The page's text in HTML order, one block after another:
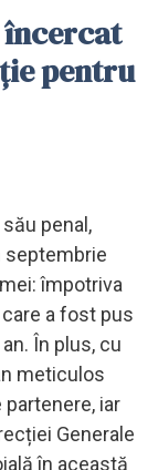
încercat
pentru
penal,
septembrie
împotriva
a fost pus
În plus, cu
meticulos
iar
Generale
în această